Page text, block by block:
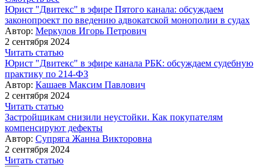
Юрист "Двитекс" в эфире Пятого канала: обсуждаем
законопроект по введению адвокатской монополии в судах
Автор: Меркулов Игорь Петрович
2 сентября 2024
Читать статью
Юрист "Двитекс" в эфире канала РБК: обсуждаем судебную
практику по 214-ФЗ
Автор: Кашаев Максим Павлович
2 сентября 2024
Читать статью
Застройщикам снизили неустойки. Как покупателям
компенсируют дефекты
Автор: Супряга Жанна Викторовна
2 сентября 2024
Читать статью